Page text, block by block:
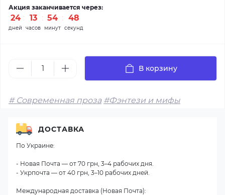
Акция заканчивается через:
24
дней
13
часов
54
минут
48
секунд
В корзину
# Современная проза #Фэнтези и мифы
ДОСТАВКА
По Украине:
- Новая Почта — от 70 грн, 3–4 рабочих дня.
- Укрпочта — от 40 грн, 3–10 рабочих дней.
Международная доставка (Новая Почта):